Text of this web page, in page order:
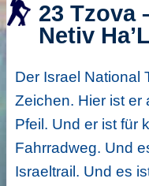
23 Tzova
Netiv
Der Israel National
Zeichen. Hier ist er
Pfeil. Und er ist für
Fahrradweg. Und
Israeltrail. Und es